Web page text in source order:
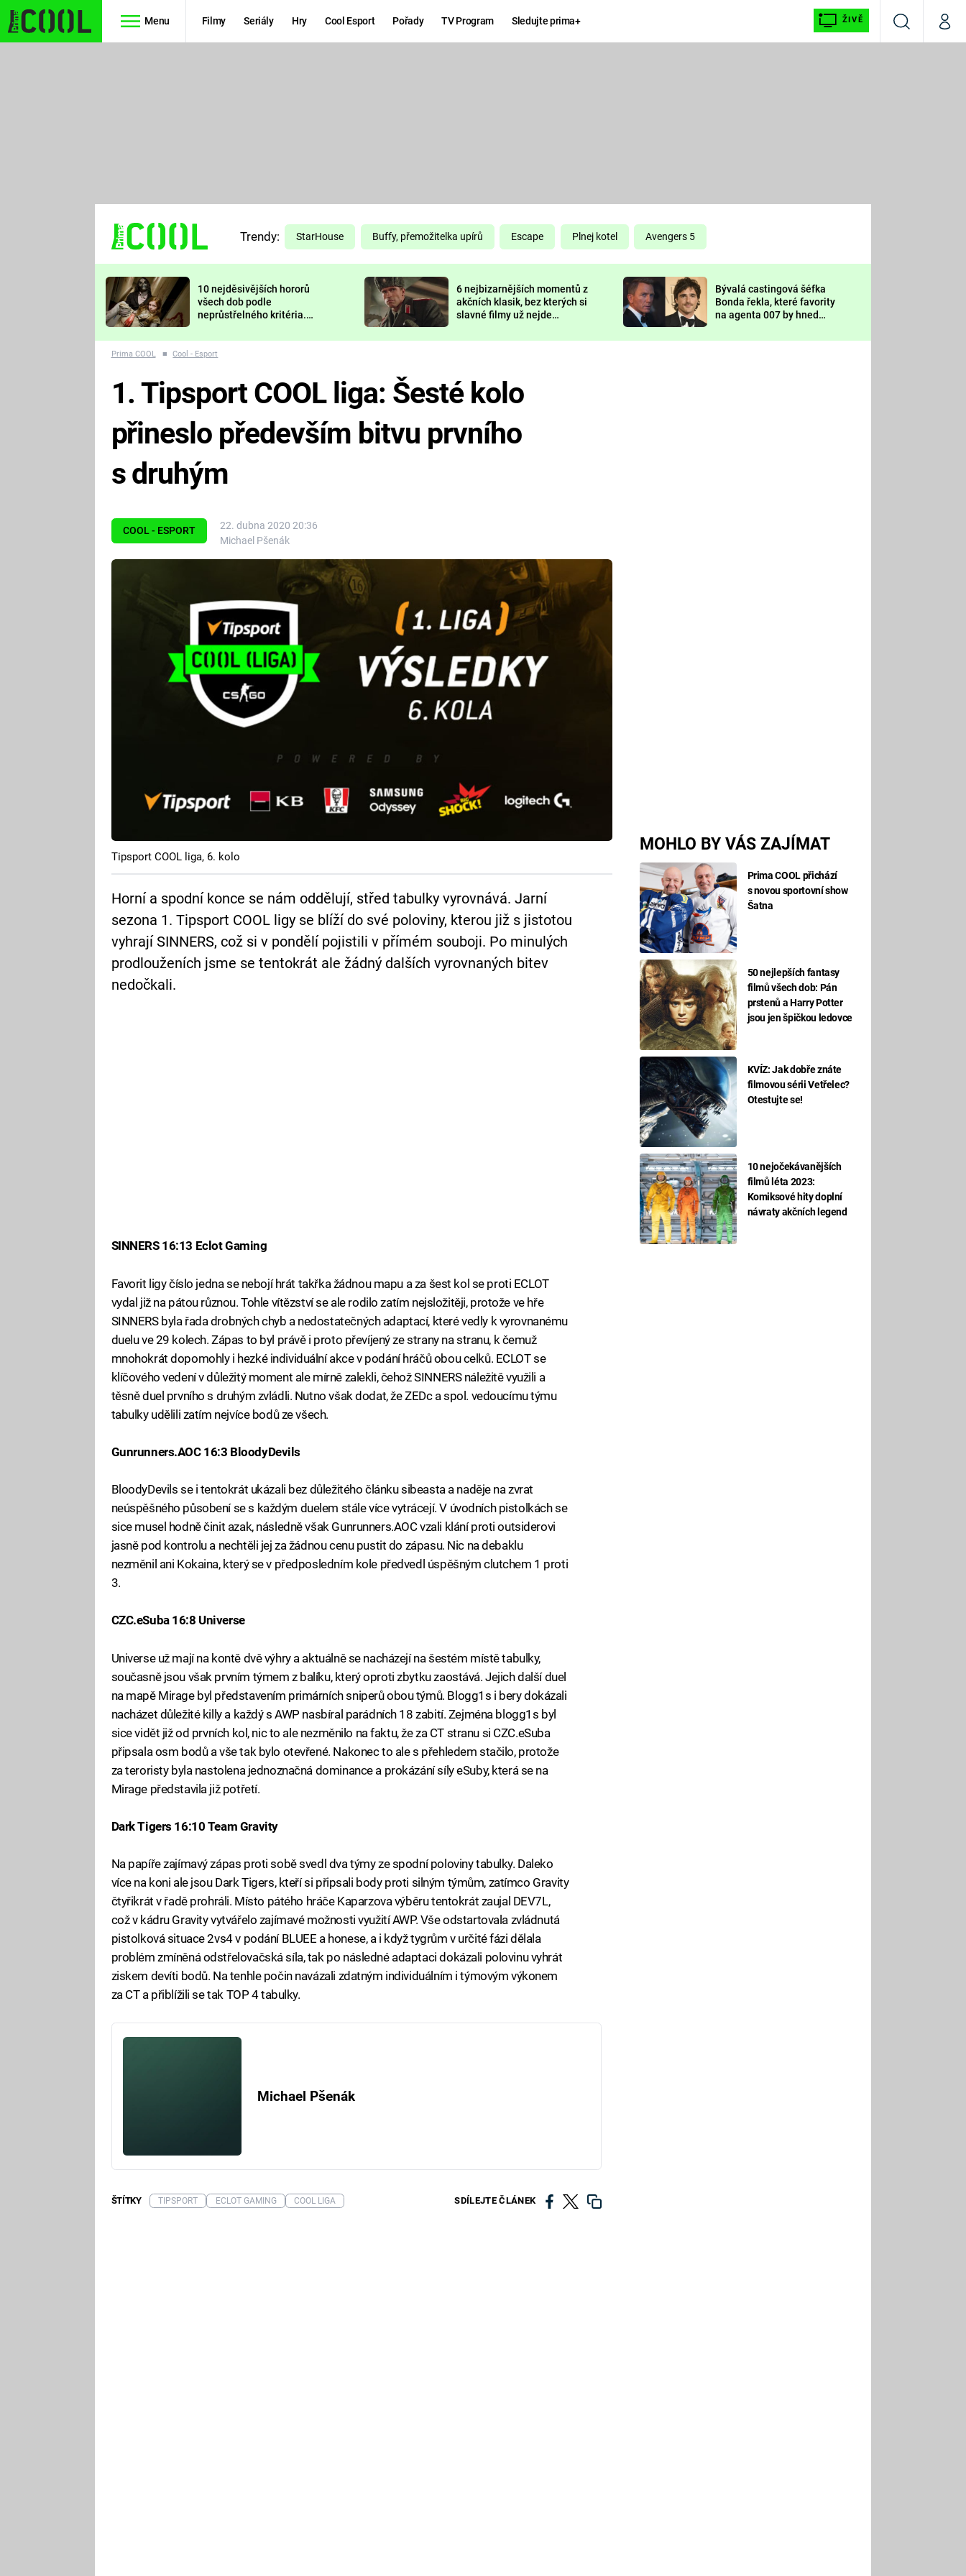
Menu Filmy Seriály Hry Cool Esport Pořady TV Program Sledujte prima+ ŽIVĚ
VyhledáváníMůj
TŘESKU
FUTURAMA
PREDÁTOR
DELIVERANCE
KOMEDIE
CHUCK
NORRIS
DEADPOOL
Prima LAJK
Sledujte nás
Trendy: StarHouse Buffy, přemožitelka upírů Escape Plnej kotel Avengers 5
10 nejděsivějších hororů
všech dob podle
neprůstřelného kritéria.
nejvíc zvednou tep?
6 nejbizarnějších momentů z
akčních klasik, bez kterých si
slavné filmy už nejde
Bývalá castingová šéfka
Bonda řekla, které favority
na agenta 007 by hned
Prima COOL ■ Cool - Esport
COOL - ESPORT
22. dubna 2020 20:36
Michael Pšenák
MOHLO BY VÁS ZAJÍMAT
Prima COOL přichází
s novou sportovní show
Šatna
50 nejlepších fantasy
filmů všech dob: Pán
prstenů a Harry Potter
jsou jen špičkou ledovce
KVÍZ: Jak dobře znáte
filmovou sérii Vetřelec?
Otestujte se!
10 nejočekávanějších
filmů léta 2023:
Komiksové hity doplní
návraty akčních legend
1. Tipsport COOL liga: Šesté kolo
přineslo především bitvu prvního
s druhým
Tipsport COOL liga, 6. kolo
Horní a spodní konce se nám oddělují, střed tabulky vyrovnává. Jarní
sezona 1. Tipsport COOL ligy se blíží do své poloviny, kterou již s jistotou
vyhrají SINNERS, což si v pondělí pojistili v přímém souboji. Po minulých
prodlouženích jsme se tentokrát ale žádný dalších vyrovnaných bitev
nedočkali.
SINNERS 16:13 Eclot Gaming
Favorit ligy číslo jedna se nebojí hrát takřka žádnou mapu a za šest kol se proti ECLOT
vydal již na pátou různou. Tohle vítězství se ale rodilo zatím nejsložitěji, protože ve hře
SINNERS byla řada drobných chyb a nedostatečných adaptací, které vedly k vyrovnanému
duelu ve 29 kolech. Zápas to byl právě i proto převíjený ze strany na stranu, k čemuž
mnohokrát dopomohly i hezké individuální akce v podání hráčů obou celků. ECLOT se
klíčového vedení v důležitý moment ale mírně zalekli, čehož SINNERS náležitě využili a
těsně duel prvního s druhým zvládli. Nutno však dodat, že ZEDc a spol. vedoucímu týmu
tabulky udělili zatím nejvíce bodů ze všech.
Gunrunners.AOC 16:3 BloodyDevils
BloodyDevils se i tentokrát ukázali bez důležitého článku sibeasta a naděje na zvrat
neúspěšného působení se s každým duelem stále více vytrácejí. V úvodních pistolkách se
sice musel hodně činit azak, následně však Gunrunners.AOC vzali klání proti outsiderovi
jasně pod kontrolu a nechtěli jej za žádnou cenu pustit do zápasu. Nic na debaklu
nezměnil ani Kokaina, který se v předposledním kole předvedl úspěšným clutchem 1 proti
3.
CZC.eSuba 16:8 Universe
Universe už mají na kontě dvě výhry a aktuálně se nacházejí na šestém místě tabulky,
současně jsou však prvním týmem z balíku, který oproti zbytku zaostává. Jejich další duel
na mapě Mirage byl představením primárních sniperů obou týmů. Blogg1s i bery dokázali
nacházet důležité killy a každý s AWP nasbíral parádních 18 zabití. Zejména blogg1s byl
sice vidět již od prvních kol, nic to ale nezměnilo na faktu, že za CT stranu si CZC.eSuba
připsala osm bodů a vše tak bylo otevřené. Nakonec to ale s přehledem stačilo, protože
za teroristy byla nastolena jednoznačná dominance a prokázání síly eSuby, která se na
Mirage představila již potřetí.
Dark Tigers 16:10 Team Gravity
Na papíře zajímavý zápas proti sobě svedl dva týmy ze spodní poloviny tabulky. Daleko
více na koni ale jsou Dark Tigers, kteří si připsali body proti silným týmům, zatímco Gravity
čtyřikrát v řadě prohráli. Místo pátého hráče Kaparzova výběru tentokrát zaujal DEV7L,
což v kádru Gravity vytvářelo zajímavé možnosti využití AWP. Vše odstartovala zvládnutá
pistolková situace 2vs4 v podání BLUEE a honese, a i když tygrům v určité fázi dělala
problém zmíněná odstřelovačská síla, tak po následné adaptaci dokázali polovinu vyhrát
ziskem devíti bodů. Na tenhle počin navázali zdatným individuálním i týmovým výkonem
za CT a přiblížili se tak TOP 4 tabulky.
Michael Pšenák
SDÍLEJTE ČLÁNEK
ŠTÍTKY TIPSPORT ECLOT GAMING COOL LIGA